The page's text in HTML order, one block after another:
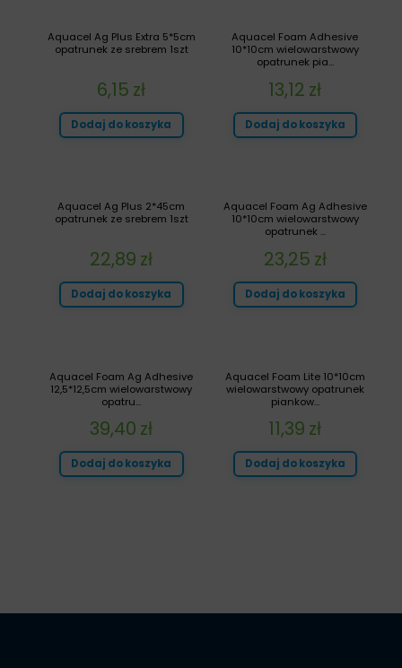
Aquacel Foam Adhesive
10*10cm wielowarstwowy
opatrunek pia...
13,12 zł
Dodaj do koszyka
Aquacel Ag Plus Extra 5*5cm
opatrunek ze srebrem 1szt
6,15 zł
Dodaj do koszyka
Aquacel Foam Ag Adhesive
10*10cm wielowarstwowy
opatrunek ...
23,25 zł
Dodaj do koszyka
Aquacel Ag Plus 2*45cm
opatrunek ze srebrem 1szt
22,89 zł
Dodaj do koszyka
Aquacel Foam Lite 10*10cm
wielowarstwowy opatrunek
piankow...
11,39 zł
Dodaj do koszyka
Aquacel Foam Ag Adhesive
12,5*12,5cm wielowarstwowy
opatru...
39,40 zł
Dodaj do koszyka